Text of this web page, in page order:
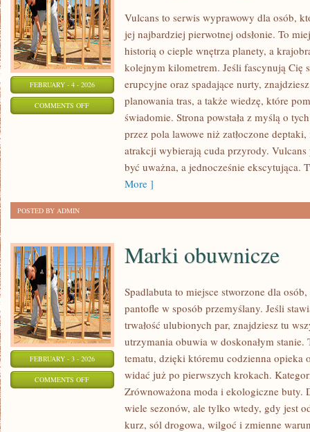
FEBRUARY - 4 - 2026
COMMENTS OFFON
DESZCZOWE
Vulcans to serwis wyprawowy dla osób,
jej najbardziej pierwotnej odsłonie. To
historią o cieple wnętrza planety, a
kolejnym kilometrem. Jeśli fascynują Cię
erupcyjne oraz spadające nurty,
planowania tras, a także wiedzę, które
świadomie. Strona powstała z myślą o
przez pola lawowe niż zatłoczone
atrakcji wybierają cuda przyrody.
być uważna, a jednocześnie ekscytująca.
More ]
POSTED BY ADMIN
FEBRUARY - 3 - 2026
COMMENTS OFFON
OBUWNICZE
Marki obuwnicze
Spadlabuta to miejsce stworzone dla
pantofle w sposób przemyślany. Jeśli
trwałość ulubionych par, znajdziesz tu
utrzymania obuwia w doskonałym stanie.
tematu, dzięki któremu codzienna opieka
widać już po pierwszych krokach.
Zrównoważona moda i ekologiczne buty.
wiele sezonów, ale tylko wtedy, gdy jest
kurz, sól drogowa, wilgoć i zmienne